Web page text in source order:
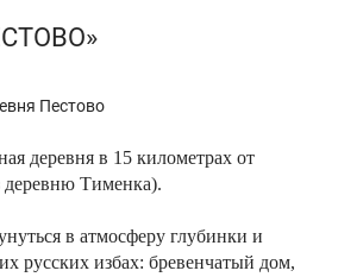
Пестово
деревня в 15 километрах от
деревню Тименка).
в атмосферу глубинки и
русских избах: бревенчатый дом,